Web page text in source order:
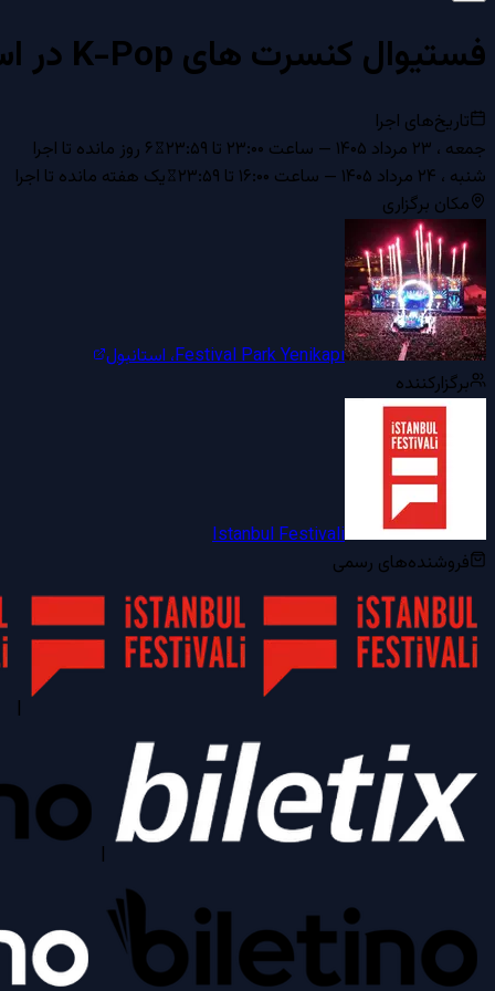
فستیوال کنسرت های K-Pop در استانبول
تاریخ‌های اجرا
جمعه ، ۲۳ مرداد ۱۴۰۵
— ساعت ۲۳:۰۰ تا ۲۳:۵۹
۶ روز مانده تا اجرا
شنبه ، ۲۴ مرداد ۱۴۰۵
— ساعت ۱۶:۰۰ تا ۲۳:۵۹
یک هفته مانده تا اجرا
مکان برگزاری
Festival Park Yenikapı،استانبول
برگزارکننده
Istanbul Festivali
فروشنده‌های رسمی
|
|